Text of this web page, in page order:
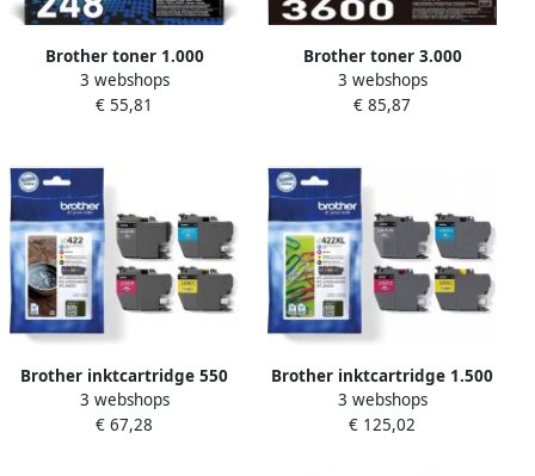
Brother toner 1.000
pagina&apos;s OEM TN-
248BK zwart
3 webshops
€ 55,81
Brother toner 3.000
pagina&apos;s OEM TN-
3600 zwart
3 webshops
€ 85,87
Brother inktcartridge 550
pagina&apos;s OEM LC-
422VAL 4 kleuren
3 webshops
€ 67,28
Brother inktcartridge 1.500
3.000 pagina&apos;s OEM
LC-422XLVAL 4 kleuren
3 webshops
€ 125,02